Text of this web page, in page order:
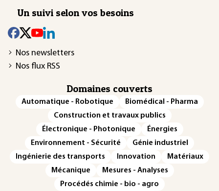
Un suivi selon vos besoins
Nos newsletters
Nos flux RSS
Domaines couverts
Automatique - Robotique
Biomédical - Pharma
Construction et travaux publics
Électronique - Photonique
Énergies
Environnement - Sécurité
Génie industriel
Ingénierie des transports
Innovation
Matériaux
Mécanique
Mesures - Analyses
Procédés chimie - bio - agro